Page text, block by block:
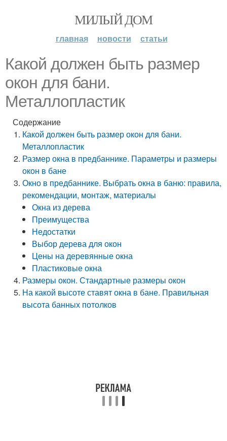
МИЛЫЙ ДОМ
главная новости статьи
Какой должен быть размер
окон для бани.
Металлопластик
Содержание
Какой должен быть размер окон для бани.
Металлопластик
Размер окна в предбаннике. Параметры и размеры
окон в бане
Окно в предбаннике. Выбрать окна в баню: правила,
рекомендации, монтаж, материалы
Окна из дерева
Преимущества
Недостатки
Выбор дерева для окон
Цены на деревянные окна
Пластиковые окна
Размеры окон. Стандартные размеры окон
На какой высоте ставят окна в бане. Правильная
высота банных потолков